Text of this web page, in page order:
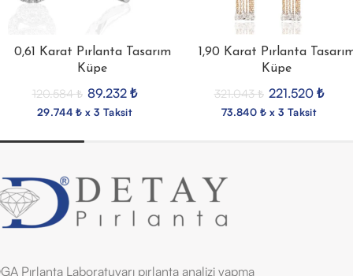
0,61 Karat Pırlanta Tasarım
Küpe
120.584₺ 89.232 ₺
29.744 ₺ x 3 Taksit
1,90 Karat Pırlanta
Küpe
321.043₺ 221.520 ₺
73.840 ₺ x 3 Taksit
Pırlanta Laboratuvarı pırlanta analizi yapma